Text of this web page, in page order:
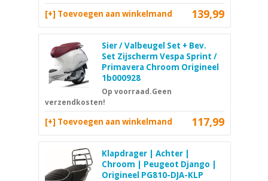
139,99
[+] Toevoegen aan winkelmand
Sier / Valbeugel Set + Bev.
Set Zijscherm Vespa Sprint /
Primavera Chroom Origineel
1b000928
Op voorraad.Geen
verzendkosten!
117,99
[+] Toevoegen aan winkelmand
Klapdrager | Achter |
Chroom | Peugeot Django |
Origineel PG810-DJA-KLP